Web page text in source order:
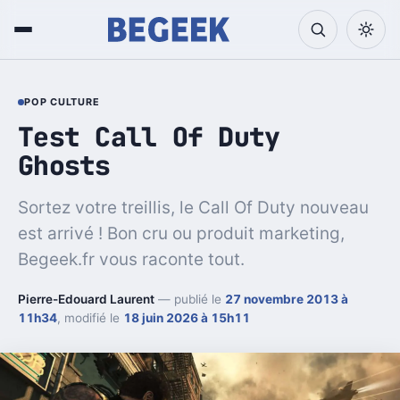
POP CULTURE
Test Call Of Duty
Ghosts
Sortez votre treillis, le Call Of Duty nouveau
est arrivé ! Bon cru ou produit marketing,
Begeek.fr vous raconte tout.
Pierre-Edouard Laurent — publié le 27 novembre 2013 à
11h34, modifié le 18 juin 2026 à 15h11